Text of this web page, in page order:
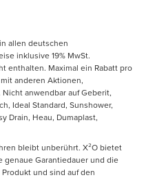
allen deutschen
inklusive 19% MwSt.
enthalten. Maximal ein Rabatt pro
anderen Aktionen,
anwendbar auf Geberit,
Ideal Standard, Sunshower,
Drain, Heau, Dumaplast,
bleibt unberührt. X²O bietet
genaue Garantiedauer und die
und sind auf den